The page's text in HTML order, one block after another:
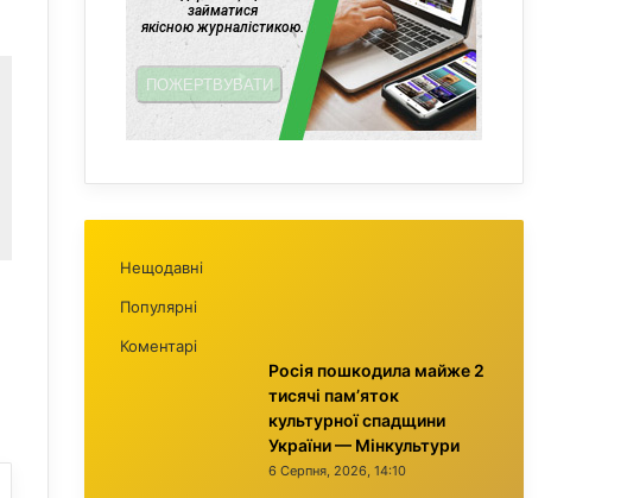
Нещодавні
Популярні
Коментарі
Росія пошкодила майже 2
тисячі пам’яток
культурної спадщини
України — Мінкультури
6 Серпня, 2026, 14:10